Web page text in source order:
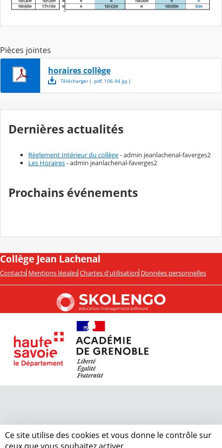
Pièces jointes
horaires collège
Télécharger( .pdf, 106.94 ko)
Dernières actualités
Règlement Intérieur du collège- admin jeanlachenal-faverges2
Les Horaires- admin jeanlachenal-faverges2
Prochains événements
Collège Jean Lachenal
Contacts Mentions légales Chartes d'utilisation Données personnelles
Ce site utilise des cookies et vous donne le contrôle sur